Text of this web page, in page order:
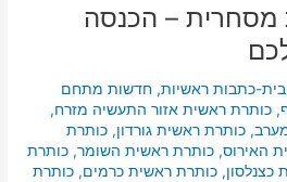
מסחרית – הכנסה
כתבות ראשיות,חדשות מתחם
,כותרת ראשית אזור התעשיה מזרח,
,כותרת ראשית גורדון,כותרת
האירוס,כותרת ראשית השומר,כותרת
כצנלסון,כותרת ראשית כרמים,כותרת